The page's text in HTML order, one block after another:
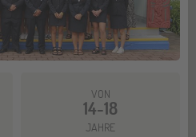
VON
14-18
JAHRE